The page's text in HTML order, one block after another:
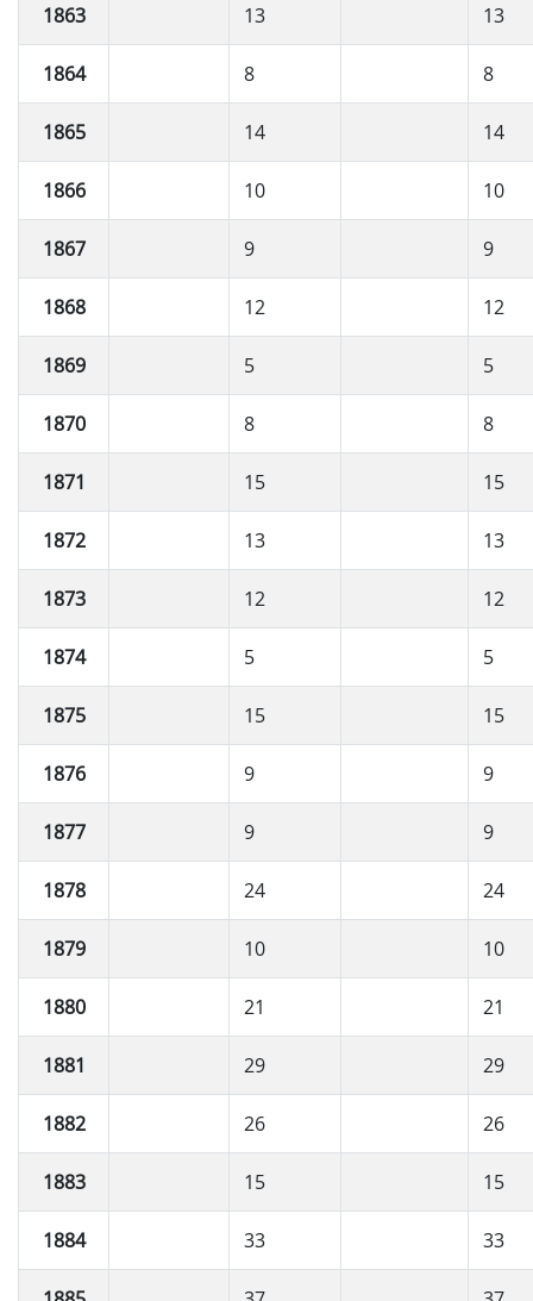
1863 13 13
1864 8 8
1865 14 14
1866 10 10
1867 9 9
1868 12 12
1869 5 5
1870 8 8
1871 15 15
1872 13 13
1873 12 12
1874 5 5
1875 15 15
1876 9 9
1877 9 9
1878 24 24
1879 10 10
1880 21 21
1881 29 29
1882 26 26
1883 15 15
1884 33 33